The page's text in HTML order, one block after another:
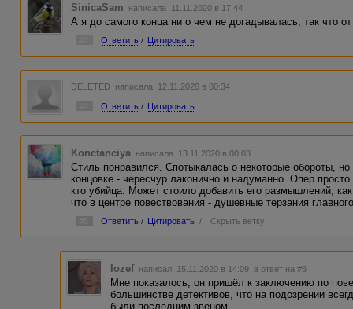
SinicaSam написала 11.11.2020 в 17:44
А я до самого конца ни о чем не догадывалась, так что
Ответить / Цитировать
DELETED написала 12.11.2020 в 00:34
Ответить / Цитировать
Konctanciya написала 13.11.2020 в 00:03
Стиль понравился. Спотыкалась о некоторые обороты,
концовке - чересчур лаконично и надуманно. Опер
кто убийца. Может стоило добавить его размышлений,
что в центре повествования - душевные терзания
Ответить / Цитировать / Скрыть ветку
Iozef написал 15.11.2020 в 14:09 в ответ на #5
Мне показалось, он пришёл к заключению по
большинстве детективов, что на подозрении
были последним звеном.